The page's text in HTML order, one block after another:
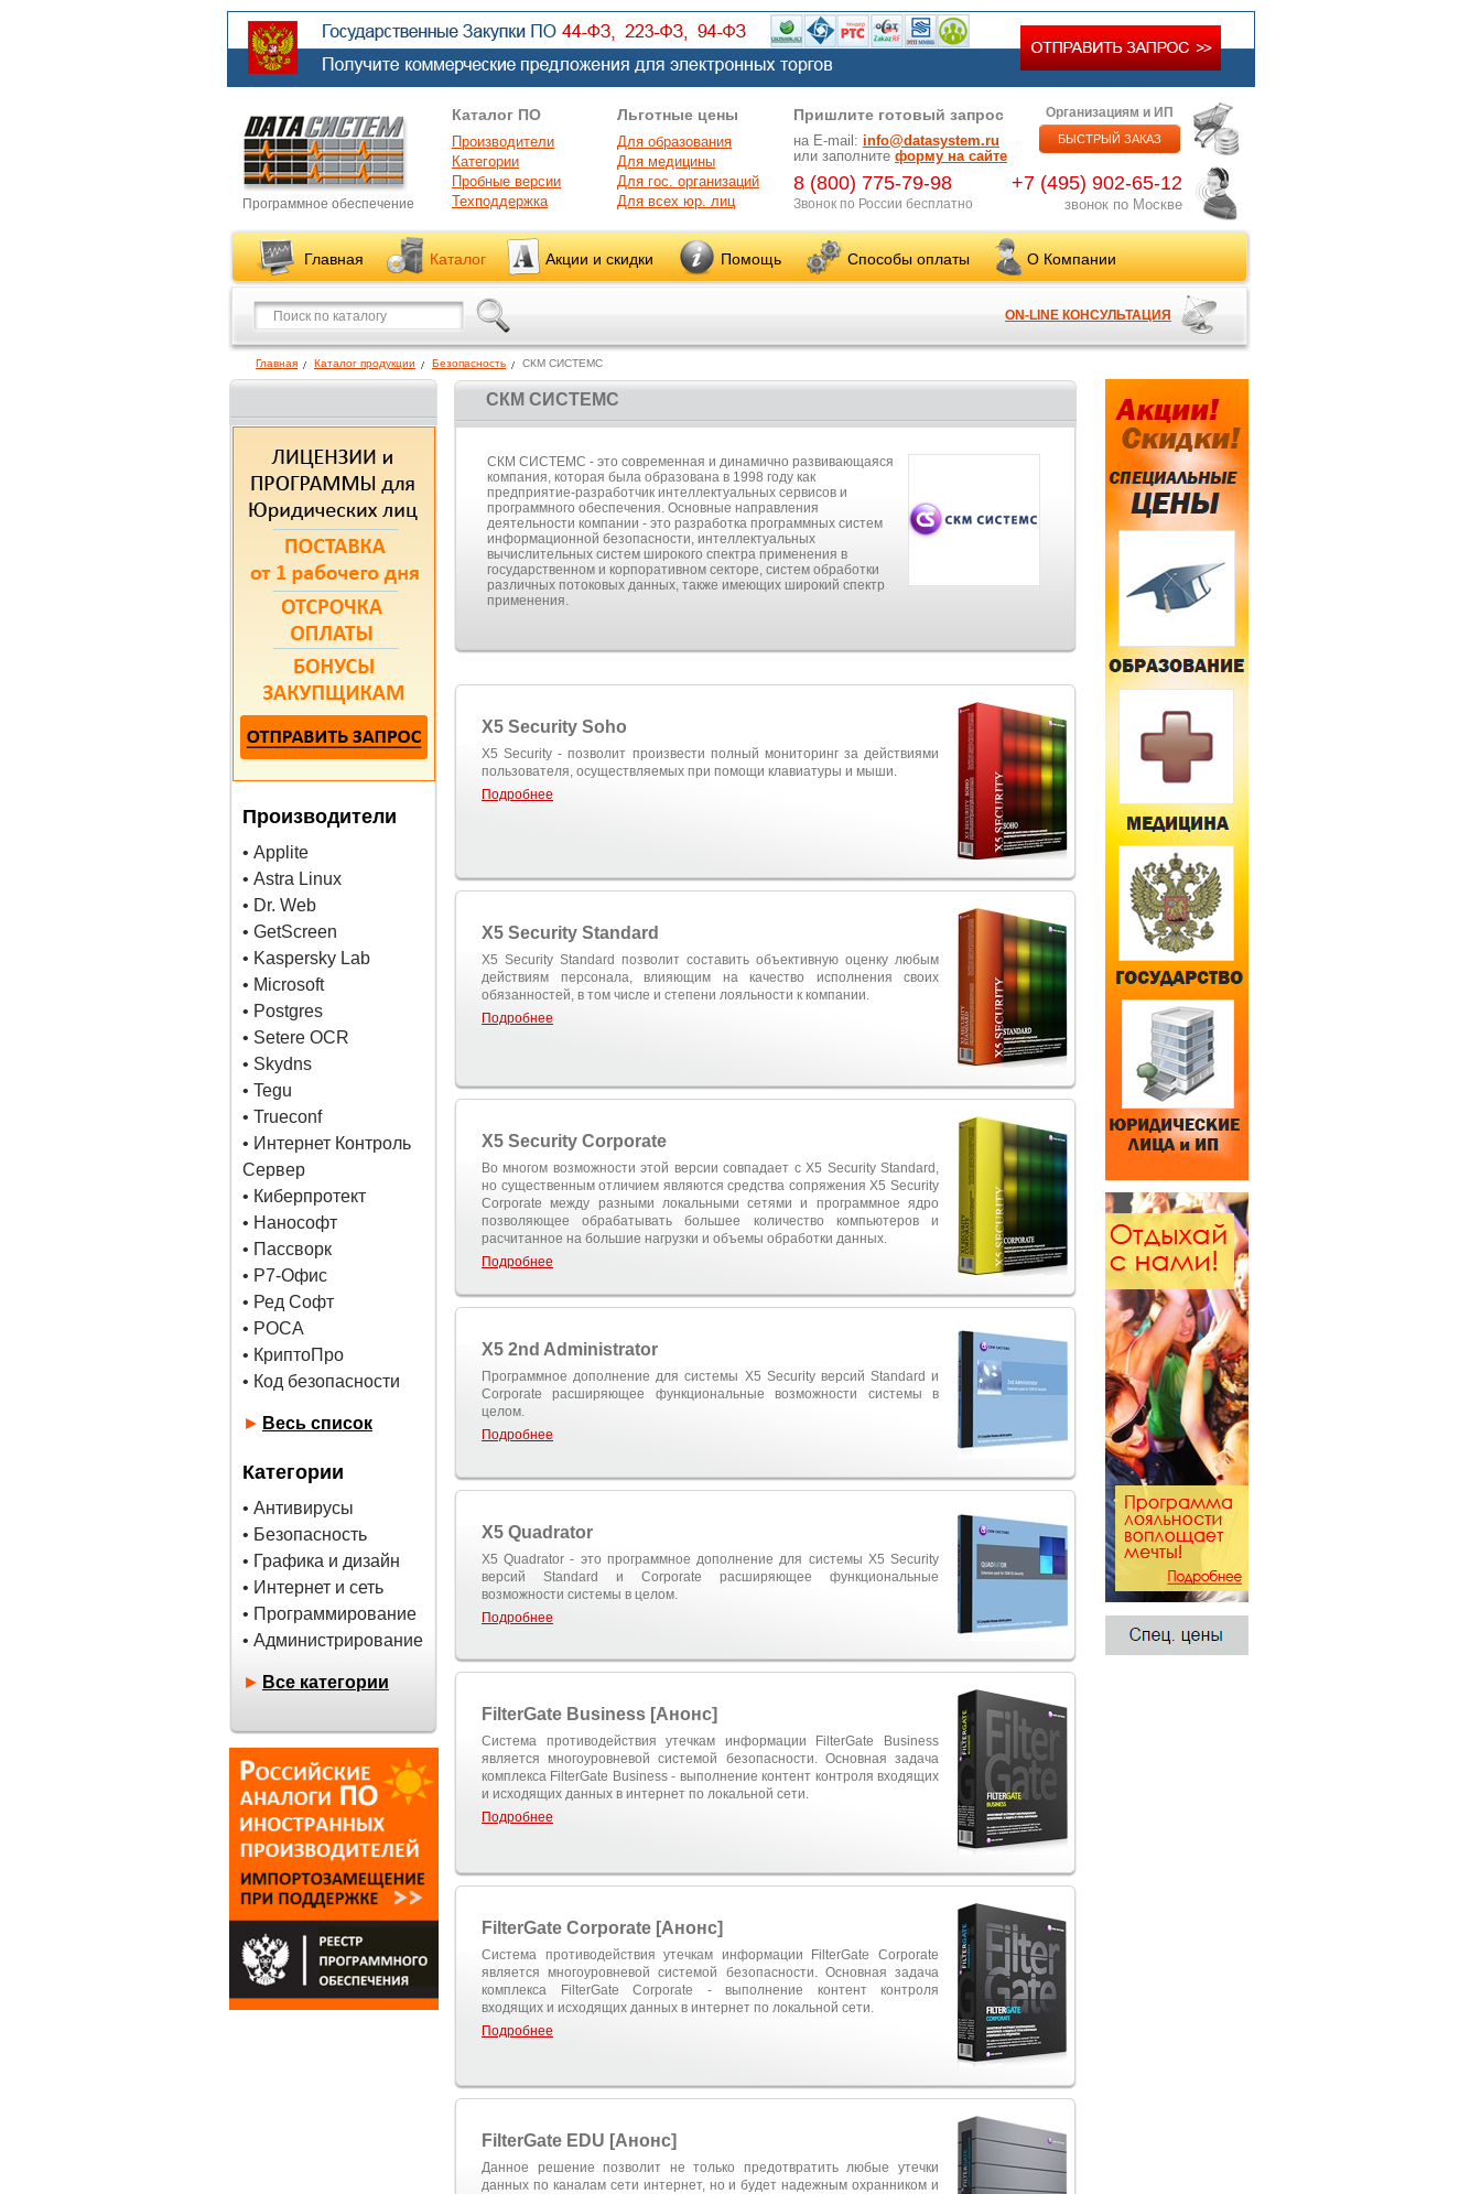
Программное обеспечение
Каталог ПО
Производители
Категории
Пробные версии
Техподдержка
Льготные цены
Для образования
Для медицины
Для гос. организаций
Для всех юр. лиц
Пришлите готовый запрос
на E-mail: info@datasystem.ru
или заполните форму на сайте
8 (800) 775-79-98
Звонок по России бесплатно
Организациям и ИП
БЫСТРЫЙ ЗАКАЗ
+7 (495) 902-65-12
звонок по Москве
Главная Каталог Акции и скидки Помощь Способы оплаты О Компании
ON-LINE КОНСУЛЬТАЦИЯ
Главная Каталог продукции Безопасность СКМ СИСТЕМС
Производители
• Applite
• Astra Linux
• Dr. Web
• GetScreen
• Kaspersky Lab
• Microsoft
• Postgres
• Setere OCR
• Skydns
• Tegu
• Trueconf
• Интернет Контроль
Сервер
• Киберпротект
• Нанософт
• Пассворк
• Р7-Офис
• Ред Софт
• РОСА
• КриптоПро
• Код безопасности
► Весь список
Категории
• Антивирусы
• Безопасность
• Графика и дизайн
• Интернет и сеть
• Программирование
• Администрирование
► Все категории
СКМ СИСТЕМС
СКМ СИСТЕМС - это современная и динамично развивающаяся
компания, которая была образована в 1998 году как
предприятие-разработчик интеллектуальных сервисов и
программного обеспечения. Основные направления
деятельности компании - это разработка программных систем
информационной безопасности, интеллектуальных
вычислительных систем широкого спектра применения в
государственном и корпоративном секторе, систем обработки
различных потоковых данных, также имеющих широкий спектр
применения.
X5 Security Soho
X5 Security - позволит произвести полный мониторинг за действиями
пользователя, осуществляемых при помощи клавиатуры и мыши.
Подробнее
X5 Security Standard
X5 Security Standard позволит составить объективную оценку любым
действиям персонала, влияющим на качество исполнения своих
обязанностей, в том числе и степени лояльности к компании.
Подробнее
X5 Security Corporate
Во многом возможности этой версии совпадает с X5 Security Standard,
но существенным отличием являются средства сопряжения X5 Security
Corporate между разными локальными сетями и программное ядро
позволяющее обрабатывать большее количество компьютеров и
расчитанное на большие нагрузки и объемы обработки данных.
Подробнее
X5 2nd Administrator
Программное дополнение для системы X5 Security версий Standard и
Corporate расширяющее функциональные возможности системы в
целом.
Подробнее
X5 Quadrator
X5 Quadrator - это программное дополнение для системы X5 Security
версий Standard и Corporate расширяющее функциональные
возможности системы в целом.
Подробнее
FilterGate Business [Анонс]
Система противодействия утечкам информации FilterGate Business
является многоуровневой системой безопасности. Основная задача
комплекса FilterGate Business - выполнение контент контроля входящих
и исходящих данных в интернет по локальной сети.
Подробнее
FilterGate Corporate [Анонс]
Система противодействия утечкам информации FilterGate Corporate
является многоуровневой системой безопасности. Основная задача
комплекса FilterGate Corporate - выполнение контент контроля
входящих и исходящих данных в интернет по локальной сети.
Подробнее
FilterGate EDU [Анонс]
Данное решение позволит не только предотвратить любые утечки
данных по каналам сети интернет, но и будет надежным охранником и